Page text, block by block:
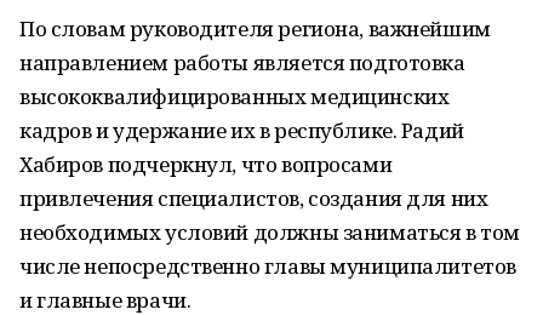
По словам руководителя региона, важнейшим
направлением работы является подготовка
высококвалифицированных медицинских
кадров и удержание их в республике. Радий
Хабиров подчеркнул, что вопросами
привлечения специалистов, создания для них
необходимых условий должны заниматься в том
числе непосредственно главы муниципалитетов
и главные врачи.